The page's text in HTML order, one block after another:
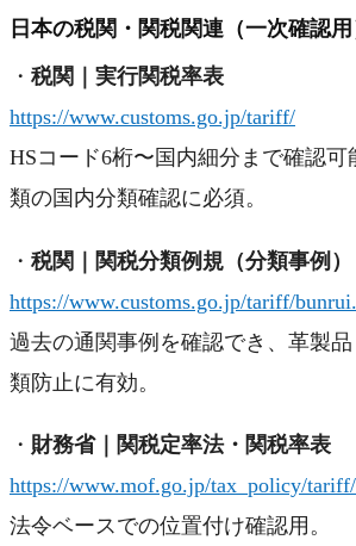
日本の税関・関税関連（一次確認用
・ 税関｜実行関税率表
https://www.customs.go.jp/tariff/
HSコード6桁〜国内細分まで確認可
類の国内分類確認に必須。
・ 税関｜関税分類例規（分類事例）
https://www.customs.go.jp/tariff/
過去の通関事例を確認でき、革製
類防止に有効。
・ 財務省｜関税定率法・関税率表
https://www.mof.go.jp/tax_policy/
法令ベースでの位置付け確認用。